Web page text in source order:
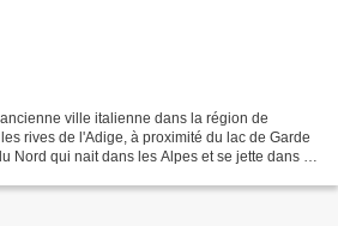
ville italienne dans la région de
rives de l'Adige, à proximité du lac de Garde
Nord qui nait dans les Alpes et se jette dans la